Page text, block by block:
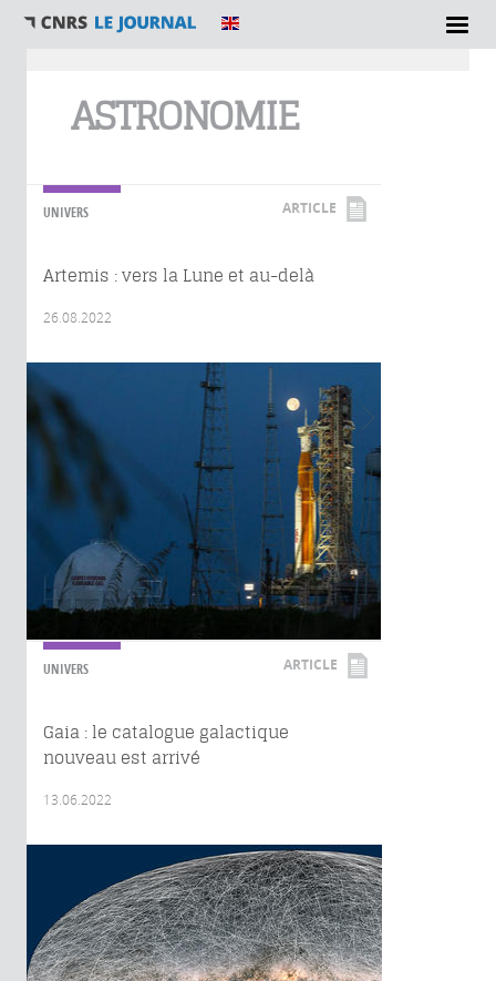
ASTRONOMIE
UNIVERS ARTICLE
Artemis : vers la Lune et au-delà
26.08.2022
UNIVERS ARTICLE
Gaia : le catalogue galactique
nouveau est arrivé
13.06.2022